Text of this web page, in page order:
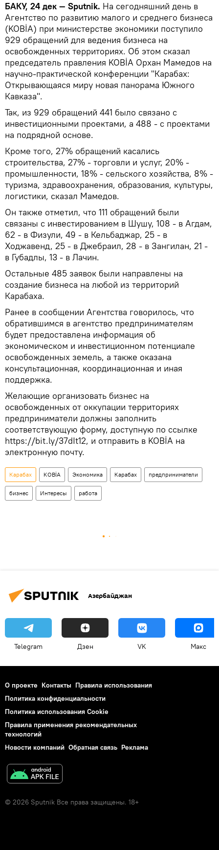
БАКУ, 24 дек — Sputnik. На сегодняшний день в
Агентство по развитию малого и среднего бизнеса
(KOBİA) при министерстве экономики поступило
929 обращений для ведения бизнеса на
освобожденных территориях. Об этом сказал
председатель правления KOBİA Орхан Мамедов на
научно-практической конференции "Карабах:
Открывающаяся миру новая панорама Южного
Кавказа".
Так, из 929 обращений 441 было связано с
инвестиционными проектами, а 488 - с проектами
на подрядной основе.
Кроме того, 27% обращений касались
строительства, 27% - торговли и услуг, 20% -
промышленности, 18% - сельского хозяйства, 8% -
туризма, здравоохранения, образования, культуры,
логистики, сказал Мамедов.
Он также отметил, что 111 обращений были
связаны с инвестированием в Шушу, 108 - в Агдам,
62 - в Физули, 49 - в Кельбаджар, 25 - в
Ходжавенд, 25 - в Джебраил, 28 - в Зангилан, 21 -
в Губадлы, 13 - в Лачин.
Остальные 485 заявок были направлены на
создание бизнеса на любой из территорий
Карабаха.
Ранее в сообщении Агентства говорилось, что
обратившимся в агентство предпринимателям
будет предоставлена информация об
экономическом и инвестиционном потенциале
освобожденных земель, а также оказана
консультационная, координационная и иная
поддержка.
Желающие организовать бизнес на
освобожденных от оккупации территориях
предприниматели должны заполнить
соответствующую форму, доступную по ссылке
https://bit.ly/37dIt12, и отправить в KOBİA на
электронную почту.
Карабах KOBİA Экономика Карабах предприниматели
бизнес Интересы работа
Азербайджан
Telegram Дзен VK Макс
О проекте Контакты Правила использования
Политика конфиденциальности
Политика использования Cookie
Правила применения рекомендательных
технологий
Новости компаний Обратная связь Реклама
© 2026 Sputnik Все права защищены. 18+